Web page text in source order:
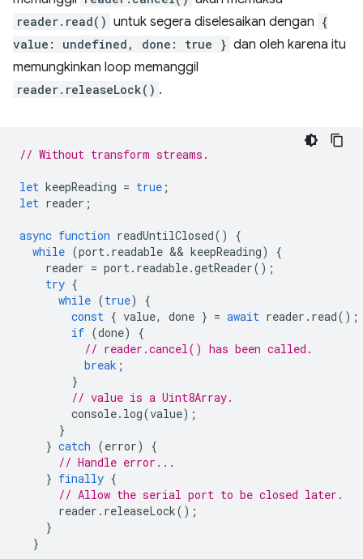
reader.read() untuk segera diselesaikan dengan {
value: undefined, done: true } dan oleh karena itu
memungkinkan loop memanggil
reader.releaseLock() .
// Without transform streams.
let keepReading = true ;
let reader ;
async function readUntilClosed()
{
while (port. readable && keepReading)
{
reader = port. readable.getReader();
try {
while (true)
{
const { value, done } = await reader . read();
if (done)
{
// reader.cancel() has been called.
break ;
}
// value is a Uint8Array.
console. log(value);
}
} catch (error)
{
// Handle error...
} finally {
// Allow the serial port to be closed later.
reader . releaseLock();
}
}